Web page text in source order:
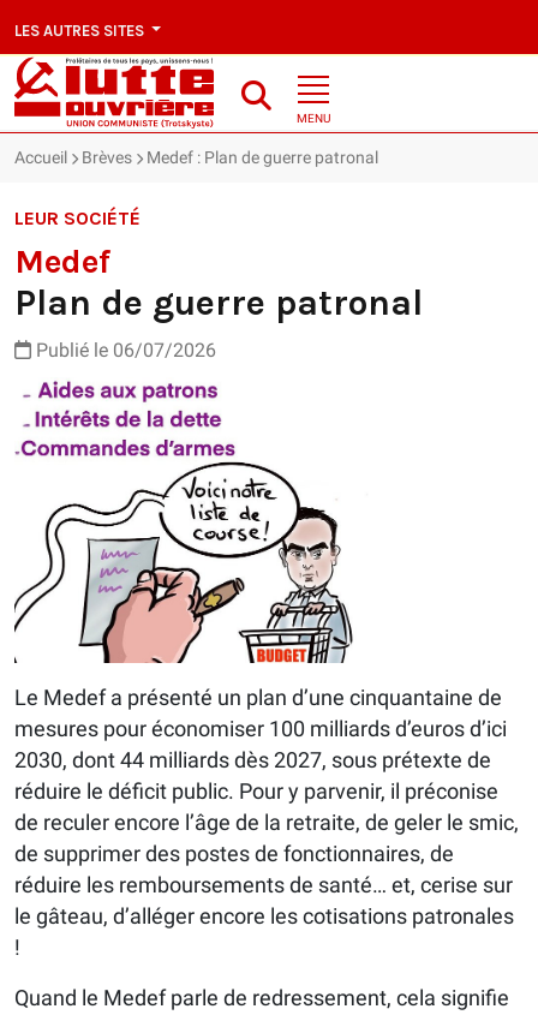
LES AUTRES SITES
MENU
Accueil Brèves Medef : Plan de guerre patronal
LEUR SOCIÉTÉ
Medef
Plan de guerre patronal
Publié le 06/07/2026
Le Medef a présenté un plan d’une cinquantaine de
mesures pour économiser 100 milliards d’euros d’ici
2030, dont 44 milliards dès 2027, sous prétexte de
réduire le déficit public. Pour y parvenir, il préconise
de reculer encore l’âge de la retraite, de geler le smic,
de supprimer des postes de fonctionnaires, de
réduire les remboursements de santé… et, cerise sur
le gâteau, d’alléger encore les cotisations patronales
!
Quand le Medef parle de redressement, cela signifie